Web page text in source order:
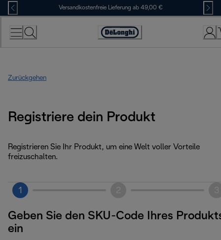
Skip
to
Content
Versandkostenfreie Lieferung ab 49,00 €
Erklärung
Zurückgehen
Registriere dein Produkt
Registrieren Sie Ihr Produkt, um eine Welt voller Vorteile
freizuschalten.
1
Geben Sie den SKU-Code Ihres
ein